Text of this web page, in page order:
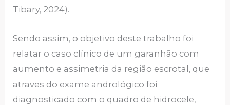
Tibary, 2024).
Sendo assim, o objetivo deste trabalho foi
relatar o caso clínico de um garanhão com
aumento e assimetria da região escrotal, que
atraves do exame andrológico foi
diagnosticado com o quadro de hidrocele,